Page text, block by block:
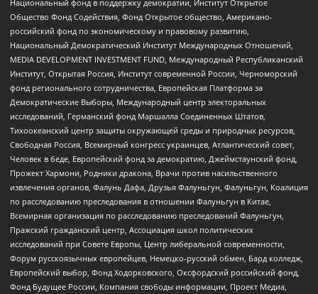
Национальный фонд в поддержку демократии, Институт Открытое
Общество Фонд Содействия, Фонд Открытое общество, Американо-
российский фонд по экономическому и правовому развитию,
Национальный Демократический Институт Международных Отношений,
MEDIA DEVELOPMENT INVESTMENT FUND, Международный Республиканский
Институт, Открытая Россия, Институт современной России, Черноморский
фонд регионального сотрудничества, Европейская Платформа за
Демократические Выборы, Международный центр электоральных
исследований, Германский фонд Маршалла Соединенных Штатов,
Тихоокеанский центр защиты окружающей среды и природных ресурсов,
Свободная Россия, Всемирный конгресс украинцев, Атлантический совет,
Человек в беде, Европейский фонд за демократию, Джеймстаунский фонд,
Прожект Хармони, Родники дракона, Врачи против насильственного
извлечения органов, Фалунь Дафа, Друзья Фалуньгун, Фалуньгун, Коалиция
по расследованию преследования в отношении Фалуньгун в Китае,
Всемирная организация по расследованию преследований Фалуньгун,
Пражский гражданский центр, Ассоциация школ политических
исследований при Совете Европы, Центр либеральной современности,
Форум русскоязычных европейцев, Немецко-русский обмен, Бард колледж,
Европейский выбор, Фонд Ходорковского, Оксфордский российский фонд,
Фонд Будущее России, Компания свободы информации, Проект Медиа,